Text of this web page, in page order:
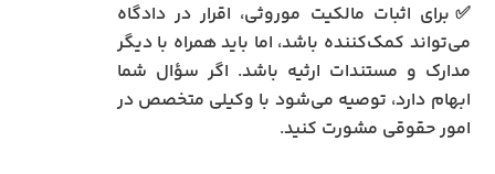
✅برای اثبات مالکیت موروثی، اقرار در دادگاه
می‌تواند کمک‌کننده باشد، اما باید همراه با دیگر
مدارک و مستندات ارثیه باشد. اگر سؤال شما
ابهام دارد، توصیه می‌شود با وکیلی متخصص در
امور حقوقی مشورت کنید.